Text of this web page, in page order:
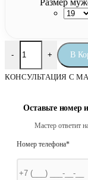
-
Количество товара
+ В
КОНСУЛЬТАЦИЯ С
Оставьте номер
Мастер ответит
Номер телефона*